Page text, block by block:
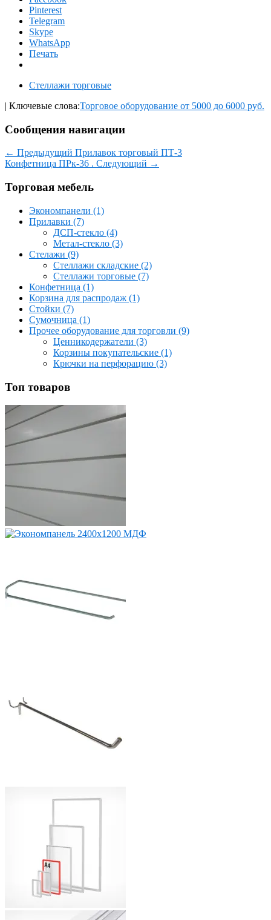
Pinterest
Telegram
Skype
WhatsApp
Печать
Стеллажи торговые
| Ключевые слова:Торговое оборудование от 5000 до 6000 руб.
Сообщения навигации
← Предыдущий Прилавок торговый ПТ-3
Конфетница ПРк-36 . Следующий →
Торговая мебель
Экономпанели (1)
Прилавки (7)
ДСП-стекло (4)
Метал-стекло (3)
Стелажи (9)
Стеллажи складские (2)
Стеллажи торговые (7)
Конфетница (1)
Корзина для распродаж (1)
Стойки (7)
Сумочница (1)
Прочее оборудование для торговли (9)
Ценникодержатели (3)
Корзины покупательские (1)
Крючки на перфорацию (3)
Топ товаров